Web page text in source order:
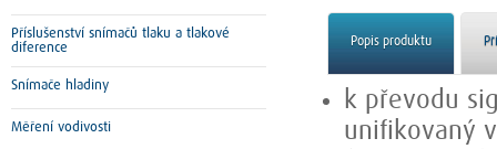
Popis produktu
k převodu
unifikovaný
Příslušenství snímačů tlaku a tlakové
diference
Snímače hladiny
Měření vodivosti